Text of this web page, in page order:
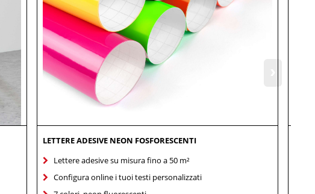
LETTERE ADESIVE NEON FOSFORESCENTI
Lettere adesive su misura fino a 50 m²
Configura online i tuoi testi personalizzati